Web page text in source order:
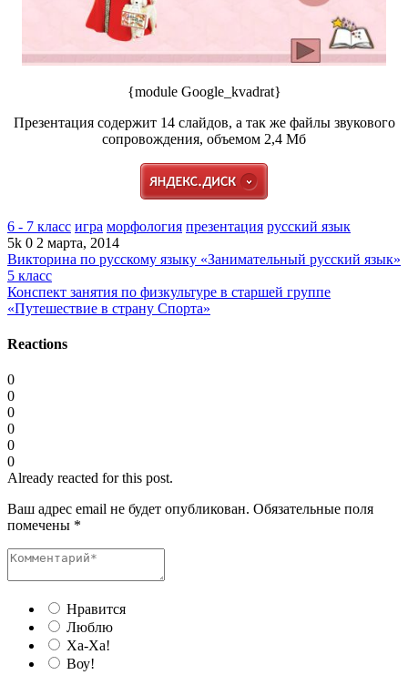
{module Google_kvadrat}
Презентация содержит 14 слайдов, а так же файлы звукового
сопровождения, объемом 2,4 Мб
6 - 7 класс игра морфология презентация русский язык
5k 0 2 марта, 2014
Викторина по русскому языку «Занимательный русский язык»
5 класс
Конспект занятия по физкультуре в старшей группе
«Путешествие в страну Спорта»
Reactions
0
0
0
0
0
0
Already reacted for this post.
Ваш адрес email не будет опубликован. Обязательные поля
помечены *
Нравится
Люблю
Ха-Ха!
Воу!